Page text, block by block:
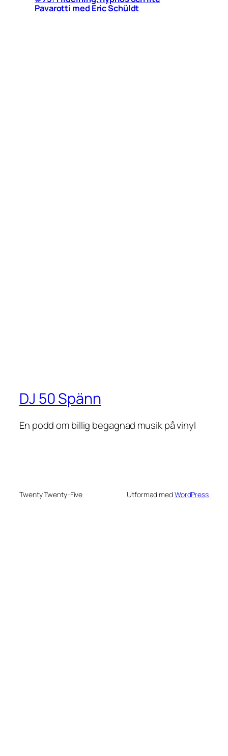
Pavarotti med Eric Schüldt
DJ 50 Spänn
En podd om billig begagnad musik på vinyl
Twenty Twenty-Five Utformad medWordPress